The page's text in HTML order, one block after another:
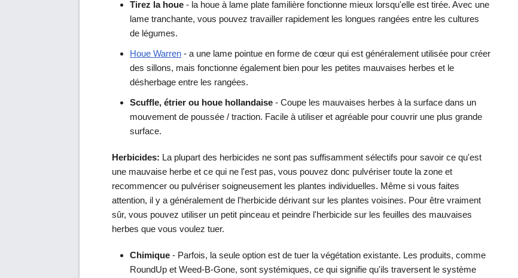
Tirez la houe - la houe à lame plate familière fonctionne mieux lorsqu'elle est tirée. Avec une
lame tranchante, vous pouvez travailler rapidement les longues rangées entre les cultures
de légumes.
Houe Warren - a une lame pointue en forme de cœur qui est généralement utilisée pour créer
des sillons, mais fonctionne également bien pour les petites mauvaises herbes et le
désherbage entre les rangées.
Scuffle, étrier ou houe hollandaise - Coupe les mauvaises herbes à la surface dans un
mouvement de poussée / traction. Facile à utiliser et agréable pour couvrir une plus grande
surface.
Herbicides: La plupart des herbicides ne sont pas suffisamment sélectifs pour savoir ce qu'est
une mauvaise herbe et ce qui ne l'est pas, vous pouvez donc pulvériser toute la zone et
recommencer ou pulvériser soigneusement les plantes individuelles. Même si vous faites
attention, il y a généralement de l'herbicide dérivant sur les plantes voisines. Pour être vraiment
sûr, vous pouvez utiliser un petit pinceau et peindre l'herbicide sur les feuilles des mauvaises
herbes que vous voulez tuer.
Chimique - Parfois, la seule option est de tuer la végétation existante. Les produits, comme
RoundUp et Weed-B-Gone, sont systémiques, ce qui signifie qu'ils traversent le système